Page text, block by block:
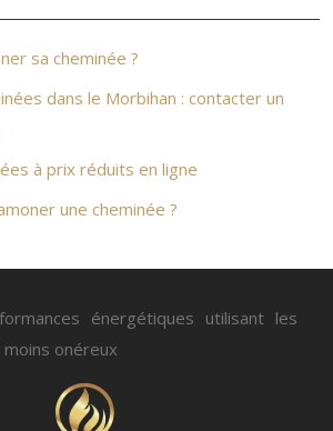
sa cheminée ?
dans le Morbihan : contacter un
à prix réduits en ligne
une cheminée ?
énergétiques utilisant les
onéreux